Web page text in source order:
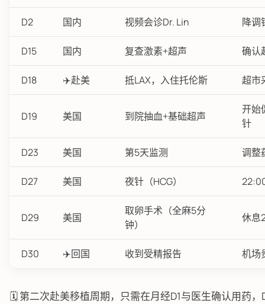
D2 国内 视频会诊Dr. Lin 降调
D15 国内 复查激素+超声 确认
D18 ✈️赴美 抵LAX，入住托伦斯 超市
D19 美国 到院抽血+基础超声
开始
针
D23 美国 第5天监测 调整
D27 美国 夜针（HCG）
D29 美国
取卵手术（全麻5分
钟）
休息
D30 ✈️回国 收到受精报告 机场
🗓️ 第二次赴美移植周期，只需在月经D1与医生确认用药